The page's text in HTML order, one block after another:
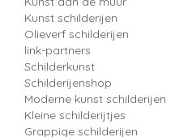
Kunst schilderijen
Olieverf schilderijen
link-partners
Schilderkunst
Schilderijenshop
Moderne kunst schilderijen
Kleine schilderijtjes
Grappige schilderijen